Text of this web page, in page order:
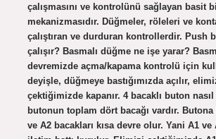
çalışmasını ve kontrolünü sağlayan basit
mekanizmasıdır. Düğmeler, röleleri ve
çalıştıran ve durduran kontrollerdir. Push
çalışır? Basmalı düğme ne işe yarar?
devremizde açma/kapama kontrolü için
deyişle, düğmeye bastığımızda açılır,
çektiğimizde kapanır. 4 bacaklı buton nasıl
butonun toplam dört bacağı vardır. Butona
ve A2 bacakları kısa devre olur. Yani A1 ve